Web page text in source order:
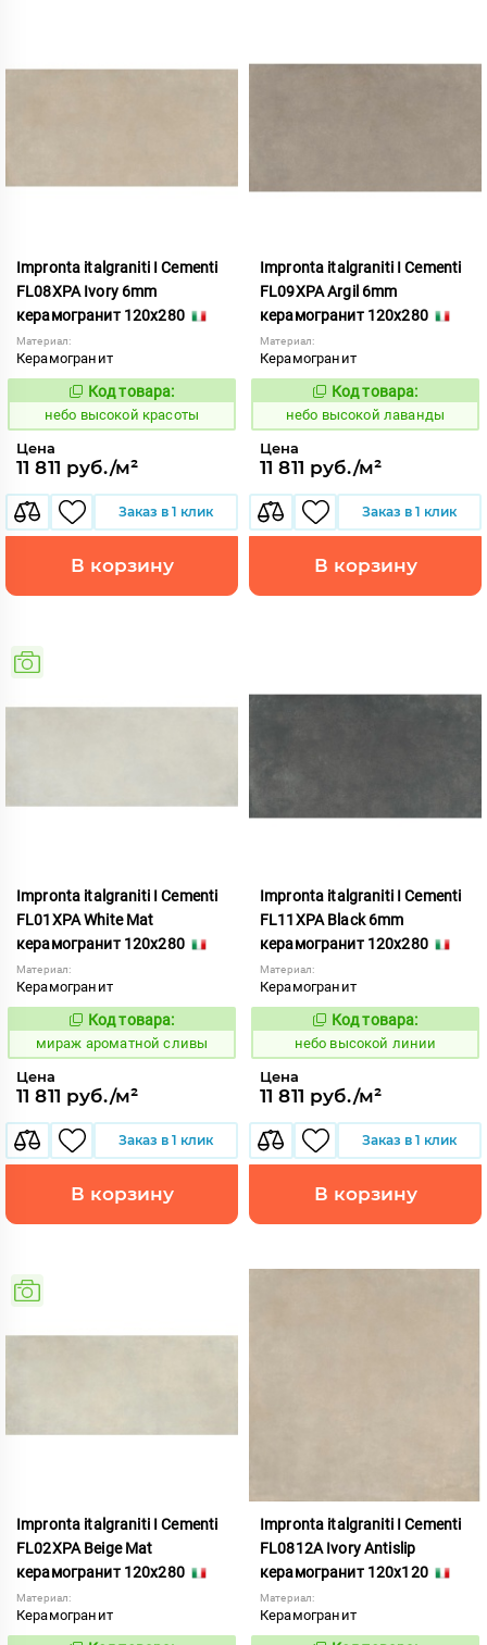
Impronta italgraniti I Cementi
FL08XPA Ivory 6mm
керамогранит 120x280
Материал:
Керамогранит
1111415
Код товара:
небо высокой красоты
Цена
11 811 руб./м²
Заказ в 1 клик
В корзину
Impronta italgraniti I Cementi
FL09XPA Argil 6mm
керамогранит 120x280
Материал:
Керамогранит
1111416
Код товара:
небо высокой лаванды
Цена
11 811 руб./м²
Заказ в 1 клик
В корзину
Impronta italgraniti I Cementi
FL01XPA White Mat
керамогранит 120x280
Материал:
Керамогранит
984636
Код товара:
мираж ароматной сливы
Цена
11 811 руб./м²
Заказ в 1 клик
В корзину
Impronta italgraniti I Cementi
FL11XPA Black 6mm
керамогранит 120x280
Материал:
Керамогранит
1111419
Код товара:
небо высокой линии
Цена
11 811 руб./м²
Заказ в 1 клик
В корзину
Impronta italgraniti I Cementi
FL02XPA Beige Mat
керамогранит 120x280
Материал:
Керамогранит
Impronta italgraniti I Cementi
FL0812A Ivory Antislip
керамогранит 120x120
Материал:
Керамогранит